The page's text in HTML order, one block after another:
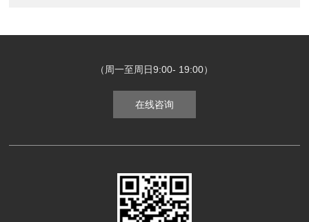
（周一至周日9:00- 19:00）
在线咨询